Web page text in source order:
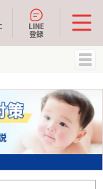
LINE
登録